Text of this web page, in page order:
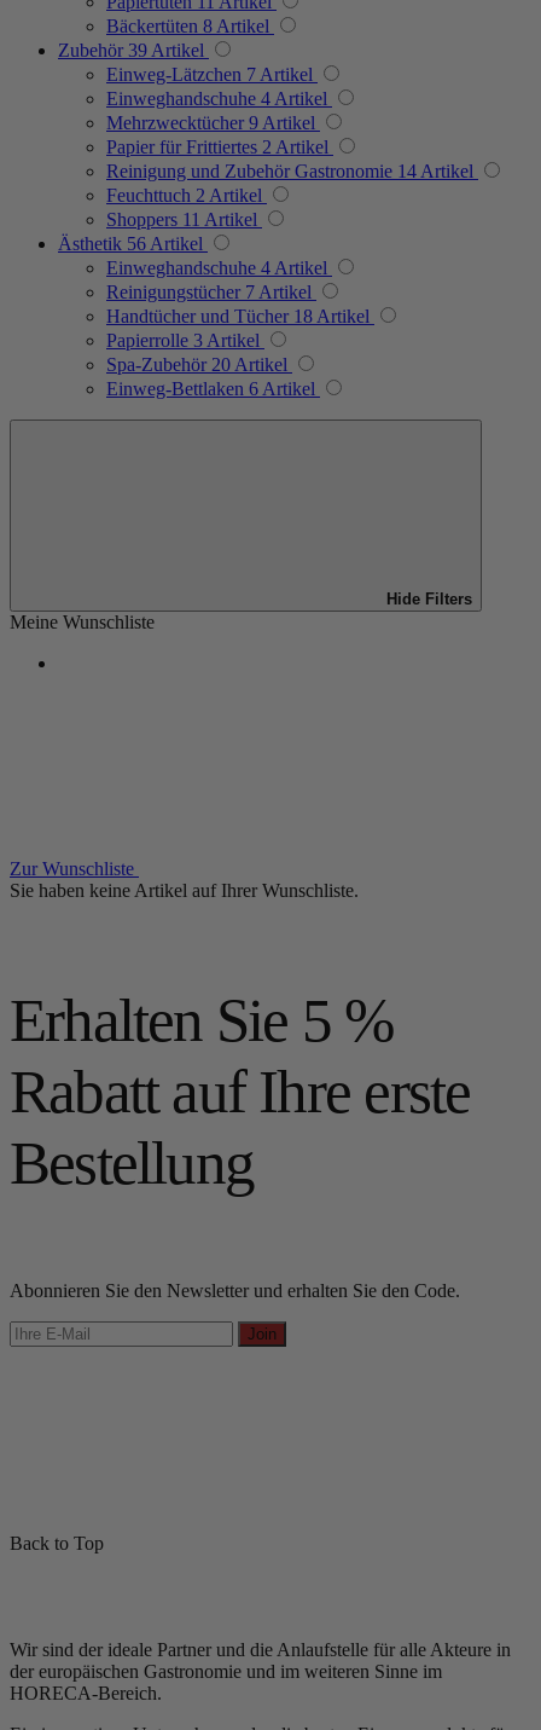
Bäckertüten 8 Artikel
Zubehör 39 Artikel
Einweg-Lätzchen 7 Artikel
Einweghandschuhe 4 Artikel
Mehrzwecktücher 9 Artikel
Papier für Frittiertes 2 Artikel
Reinigung und Zubehör Gastronomie 14 Artikel
Feuchttuch 2 Artikel
Shoppers 11 Artikel
Ästhetik 56 Artikel
Einweghandschuhe 4 Artikel
Reinigungstücher 7 Artikel
Handtücher und Tücher 18 Artikel
Papierrolle 3 Artikel
Spa-Zubehör 20 Artikel
Einweg-Bettlaken 6 Artikel
Hide Filters
Meine Wunschliste
Zur Wunschliste
Sie haben keine Artikel auf Ihrer Wunschliste.
Erhalten Sie 5 %
Rabatt auf Ihre erste
Bestellung
Abonnieren Sie den Newsletter und erhalten Sie den Code.
Join
Back to Top
Wir sind der ideale Partner und die Anlaufstelle für alle Akteure in
der europäischen Gastronomie und im weiteren Sinne im
HORECA-Bereich.